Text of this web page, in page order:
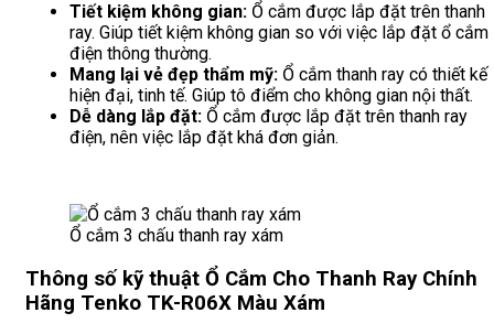
Tiết kiệm không gian: Ổ cắm được lắp đặt trên thanh
ray. Giúp tiết kiệm không gian so với việc lắp đặt ổ cắm
điện thông thường.
Mang lại vẻ đẹp thẩm mỹ: Ổ cắm thanh ray có thiết kế
hiện đại, tinh tế. Giúp tô điểm cho không gian nội thất.
Dễ dàng lắp đặt: Ổ cắm được lắp đặt trên thanh ray
điện, nên việc lắp đặt khá đơn giản.
Ổ cắm 3 chấu thanh ray xám
Thông số kỹ thuật Ổ Cắm Cho Thanh Ray Chính
Hãng Tenko TK-R06X Màu Xám